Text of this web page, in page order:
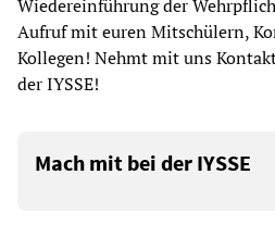
Wiedereinführung der
Aufruf mit euren Mitschülern,
Kollegen! Nehmt mit uns
der IYSSE!
Mach mit bei der IYSSE